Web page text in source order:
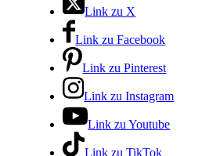
Link zu X
Link zu Facebook
Link zu Pinterest
Link zu Instagram
Link zu Youtube
Link zu TikTok